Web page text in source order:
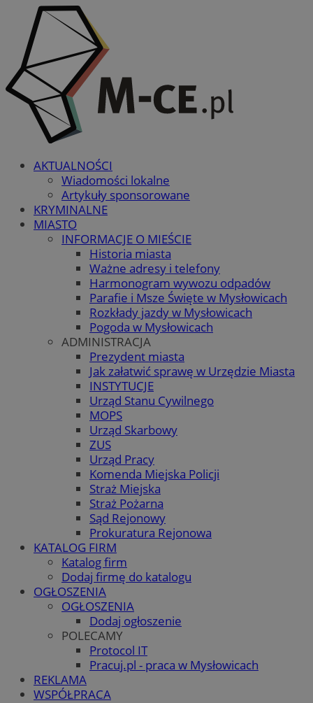
AKTUALNOŚCI
Wiadomości lokalne
Artykuły sponsorowane
KRYMINALNE
MIASTO
INFORMACJE O MIEŚCIE
Historia miasta
Ważne adresy i telefony
Harmonogram wywozu odpadów
Parafie i Msze Święte w Mysłowicach
Rozkłady jazdy w Mysłowicach
Pogoda w Mysłowicach
ADMINISTRACJA
Prezydent miasta
Jak załatwić sprawę w Urzędzie Miasta
INSTYTUCJE
Urząd Stanu Cywilnego
MOPS
Urząd Skarbowy
ZUS
Urząd Pracy
Komenda Miejska Policji
Straż Miejska
Straż Pożarna
Sąd Rejonowy
Prokuratura Rejonowa
KATALOG FIRM
Katalog firm
Dodaj firmę do katalogu
OGŁOSZENIA
OGŁOSZENIA
Dodaj ogłoszenie
POLECAMY
Protocol IT
Pracuj.pl - praca w Mysłowicach
REKLAMA
WSPÓŁPRACA